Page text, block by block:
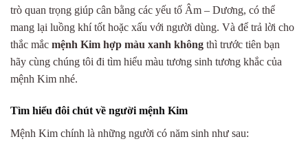
trò quan trọng giúp cân bằng các yếu tố Âm – Dương, có thể
mang lại luồng khí tốt hoặc xấu với người dùng. Và để trả lời cho
thắc mắc mệnh Kim hợp màu xanh không thì trước tiên bạn
hãy cùng chúng tôi đi tìm hiểu màu tương sinh tương khắc của
mệnh Kim nhé.
Tìm hiểu đôi chút về người mệnh Kim
Mệnh Kim chính là những người có năm sinh như sau: